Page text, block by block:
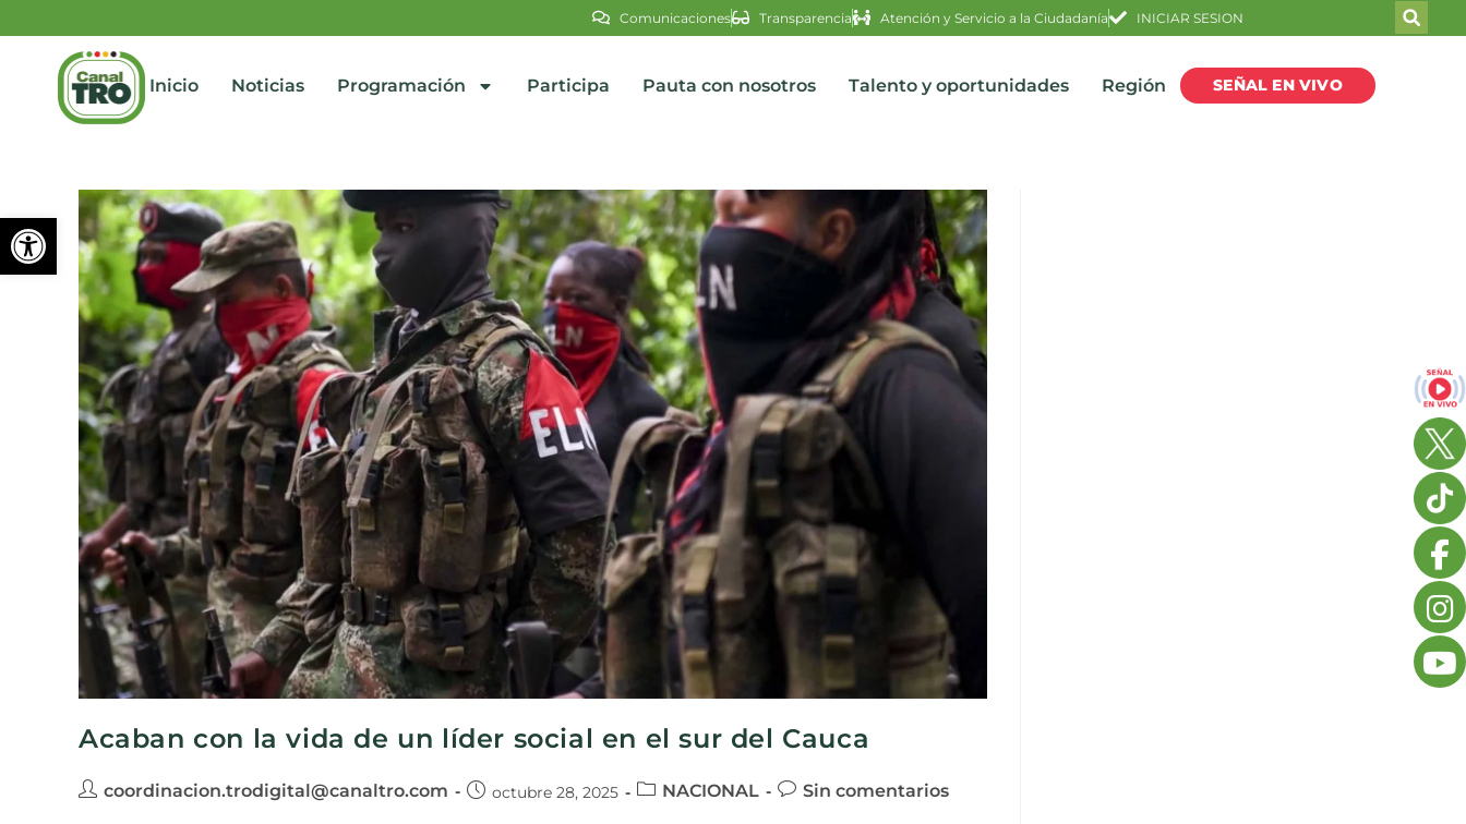
Abrir barra de herramientas
Comunicaciones Transparencia Atención y Servicio a la Ciudadanía INICIAR SESION
Inicio Noticias Programación Participa Pauta con nosotros Talento y oportunidades Región SEÑAL EN VIVO
Acaban con la vida de un líder social en el sur del Cauca
coordinacion.trodigital@canaltro.com octubre 28, 2025 NACIONAL Sin comentarios